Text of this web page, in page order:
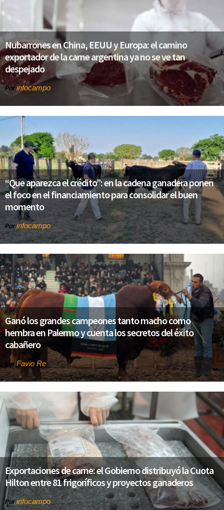
Nubarrones en China, EEUU y Europa: el camino
exportador de la carne argentina ya no se ve tan
despejado
Por infocampo
“Que aparezca el crédito”: en la cadena ganadera ponen
el foco en el financiamiento para consolidar el buen
momento
Por infocampo
Ganó los grandes campeones tanto macho como
hembra en Palermo y cuenta los secretos del éxito
cabañero
PorFavio Re
Exportaciones de carne: el Gobierno distribuyó la Cuota
Hilton entre 81 frigoríficos y proyectos ganaderos
Porinfocampo